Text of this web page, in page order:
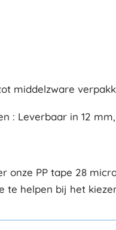
middelzware
: Leverbaar in 12
onze PP tape 28
te helpen bij het